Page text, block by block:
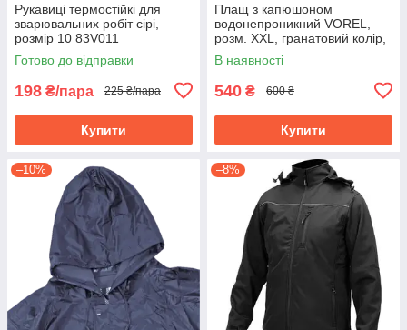
Рукавиці термостійкі для
зварювальних робіт cірі,
розмір 10 83V011
Готово до відправки
198 ₴/пара 225 ₴/пара
Купити
Плащ з капюшоном
водонепроникний VOREL,
розм. XXL, гранатовий колір,
з вентиляційними отворами
PVC 74655
В наявності
540 ₴ 600 ₴
Купити
–10% –8%